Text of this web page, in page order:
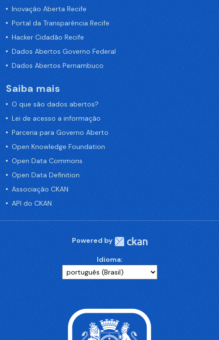
Inovação Aberta Recife
Portal da Transparência Recife
Hacker Cidadão Recife
Dados Abertos Governo Federal
Dados Abertos Pernambuco
Saiba mais
O que são dados abertos?
Lei de acesso a informação
Parceria para Governo Aberto
Open Knowledge Foundation
Open Data Commons
Open Data Definition
Associação CKAN
API do CKAN
Powered by
Idioma